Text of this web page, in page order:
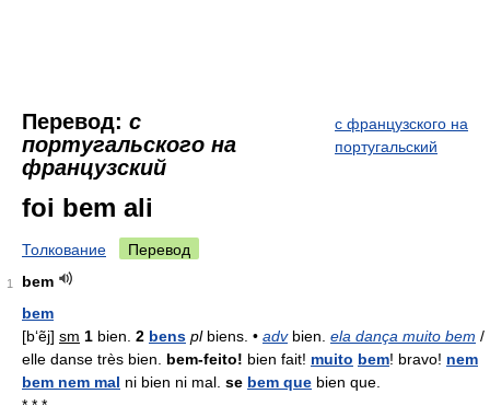
Перевод: с
португальского на
французский
с французского на
португальский
foi bem ali
Толкование Перевод
1
bem
bem
[b‘ẽj] sm 1 bien. 2 bens plbiens. • advbien. ela dança muito bem /
elle danse très bien. bem-feito! bien fait! muito bem! bravo! nem
bem nem mal ni bien ni mal. se bem que bien que.
* * *